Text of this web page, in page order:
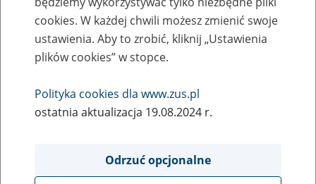
Ułatwienia dla osób z
niepełnosprawnością ruchu w
Oddziale ZUS w Szczecinie
Obsługa klientów
W obydwu budynkach są obsługiwani płatnicy składek, osoby
cookies. W każdej chwili możesz zmienić swoje
ustawienia. Aby to zrobić, kliknij „Ustawienia
plików cookies” w stopce.
Polityka cookies dla www.zus.pl
ostatnia aktualizacja 19.08.2024 r.
Odrzuć opcjonalne